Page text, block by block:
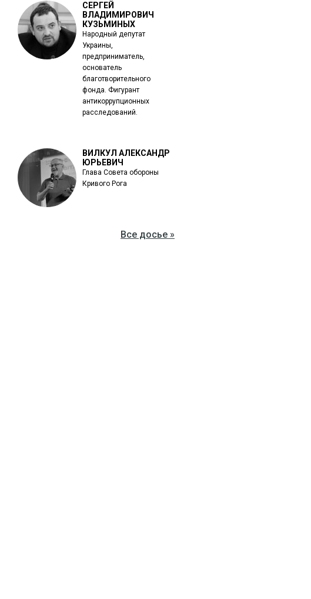
СЕРГЕЙ
ВЛАДИМИРОВИЧ
КУЗЬМИНЫХ
Народный депутат
Украины,
предприниматель,
основатель
благотворительного
фонда. Фигурант
антикоррупционных
расследований.
ВИЛКУЛ АЛЕКСАНДР
ЮРЬЕВИЧ
Глава Совета обороны
Кривого Рога
Все досье »